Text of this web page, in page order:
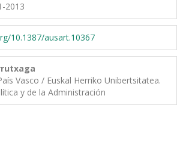
2013
10.1387/ausart.10367
Vasco / Euskal Herriko Unibertsitatea.
y de la Administración